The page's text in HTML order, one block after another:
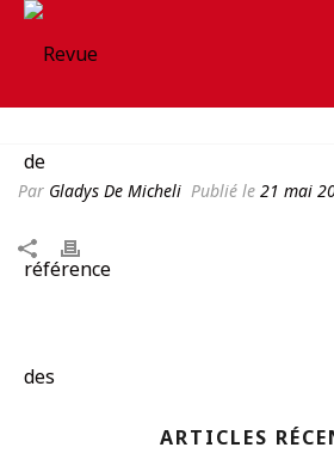
Par Gladys De Micheli Publié le 21 mai
ARTICLES